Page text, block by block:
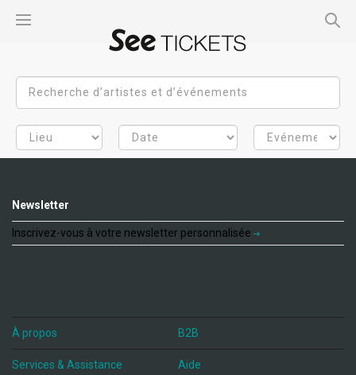
Newsletter
Inscrivez-vous à votre newsletter personnalisée
À propos B2B
Services & Assistance Aide